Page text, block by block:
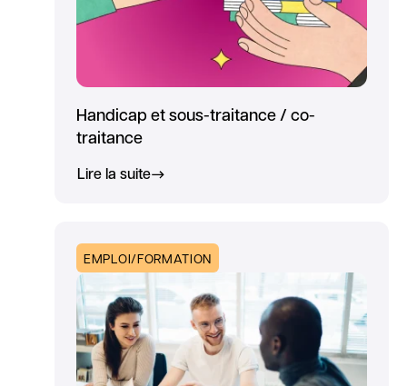
Handicap et sous-traitance / co-
traitance
Lire la suite
EMPLOI/FORMATION